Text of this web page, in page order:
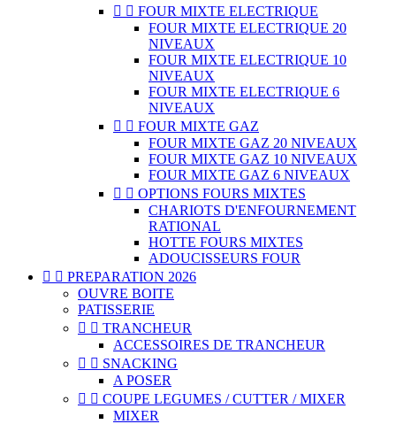
  FOUR MIXTE ELECTRIQUE
FOUR MIXTE ELECTRIQUE 20
NIVEAUX
FOUR MIXTE ELECTRIQUE 10
NIVEAUX
FOUR MIXTE ELECTRIQUE 6
NIVEAUX
  FOUR MIXTE GAZ
FOUR MIXTE GAZ 20 NIVEAUX
FOUR MIXTE GAZ 10 NIVEAUX
FOUR MIXTE GAZ 6 NIVEAUX
  OPTIONS FOURS MIXTES
CHARIOTS D'ENFOURNEMENT
RATIONAL
HOTTE FOURS MIXTES
ADOUCISSEURS FOUR
  PREPARATION 2026
OUVRE BOITE
PATISSERIE
  TRANCHEUR
ACCESSOIRES DE TRANCHEUR
  SNACKING
A POSER
  COUPE LEGUMES / CUTTER / MIXER
MIXER